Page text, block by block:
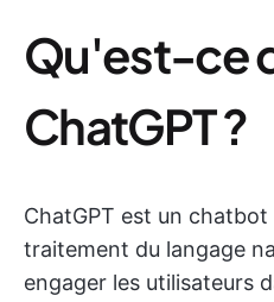
Qu'est-ce
ChatGPT ?
ChatGPT est un chatbot
traitement du langage
engager les utilisateurs